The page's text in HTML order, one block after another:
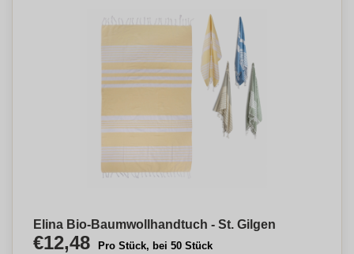
Elina Bio-Baumwollhandtuch - St. Gilgen
€12,48 Pro Stück, bei 50 Stück